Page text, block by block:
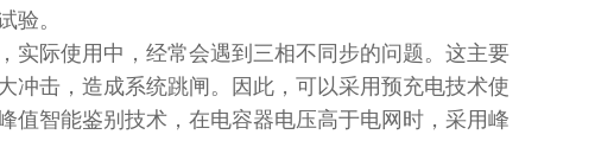
验。
实际使用中，经常会遇到三相不同步的问题。这主要
冲击，造成系统跳闸。因此，可以采用预充电技术使
值智能鉴别技术，在电容器电压高于电网时，采用峰